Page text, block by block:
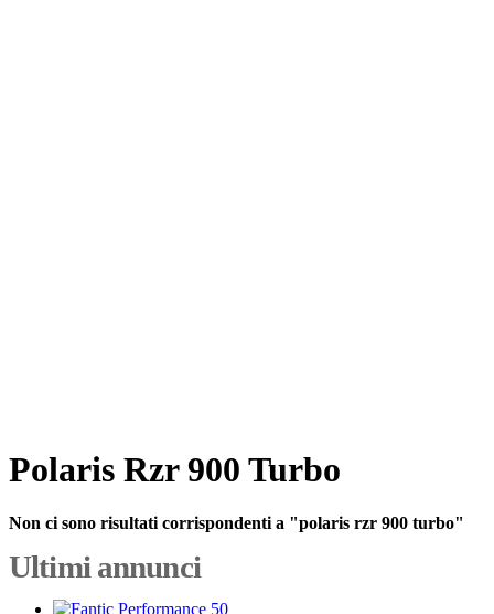
Polaris Rzr 900 Turbo
Non ci sono risultati corrispondenti a "polaris rzr 900 turbo"
Ultimi annunci